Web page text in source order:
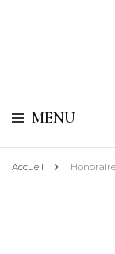
MB
MB Avocat | Droit du
MENU
Accueil